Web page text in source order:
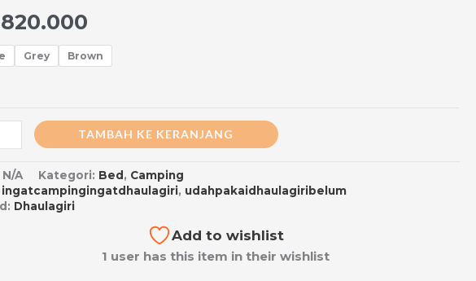
820.000
Grey Brown
TAMBAH KE KERANJANG
N/A Kategori: Bed , Camping
ingatcampingingatdhaulagiri, udahpakaidhaulagiribelum
Dhaulagiri
Add to wishlist
1 user has this item in their wishlist